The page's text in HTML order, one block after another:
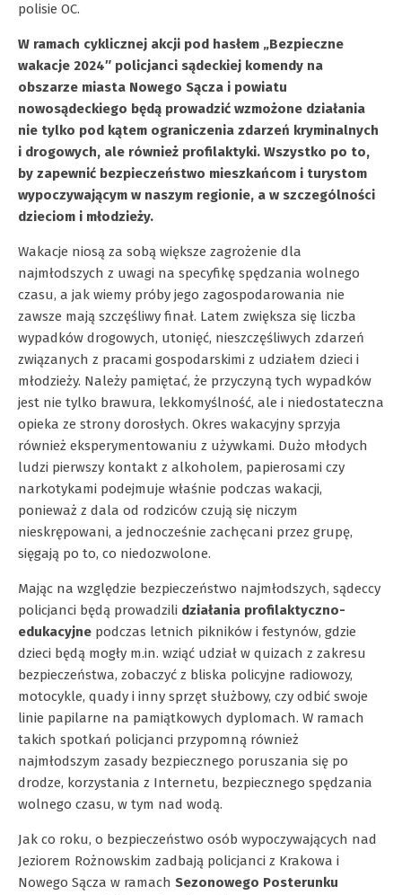
polisie OC.
W ramach cyklicznej akcji pod hasłem „Bezpieczne
wakacje 2024″ policjanci sądeckiej komendy na
obszarze miasta Nowego Sącza i powiatu
nowosądeckiego będą prowadzić wzmożone działania
nie tylko pod kątem ograniczenia zdarzeń kryminalnych
i drogowych, ale również profilaktyki. Wszystko po to,
by zapewnić bezpieczeństwo mieszkańcom i turystom
wypoczywającym w naszym regionie, a w szczególności
dzieciom i młodzieży.
Wakacje niosą za sobą większe zagrożenie dla
najmłodszych z uwagi na specyfikę spędzania wolnego
czasu, a jak wiemy próby jego zagospodarowania nie
zawsze mają szczęśliwy finał. Latem zwiększa się liczba
wypadków drogowych, utonięć, nieszczęśliwych zdarzeń
związanych z pracami gospodarskimi z udziałem dzieci i
młodzieży. Należy pamiętać, że przyczyną tych wypadków
jest nie tylko brawura, lekkomyślność, ale i niedostateczna
opieka ze strony dorosłych. Okres wakacyjny sprzyja
również eksperymentowaniu z używkami. Dużo młodych
ludzi pierwszy kontakt z alkoholem, papierosami czy
narkotykami podejmuje właśnie podczas wakacji,
ponieważ z dala od rodziców czują się niczym
nieskrępowani, a jednocześnie zachęcani przez grupę,
sięgają po to, co niedozwolone.
Mając na względzie bezpieczeństwo najmłodszych, sądeccy
policjanci będą prowadzili działania profilaktyczno-
edukacyjne podczas letnich pikników i festynów, gdzie
dzieci będą mogły m.in. wziąć udział w quizach z zakresu
bezpieczeństwa, zobaczyć z bliska policyjne radiowozy,
motocykle, quady i inny sprzęt służbowy, czy odbić swoje
linie papilarne na pamiątkowych dyplomach. W ramach
takich spotkań policjanci przypomną również
najmłodszym zasady bezpiecznego poruszania się po
drodze, korzystania z Internetu, bezpiecznego spędzania
wolnego czasu, w tym nad wodą.
Jak co roku, o bezpieczeństwo osób wypoczywających nad
Jeziorem Rożnowskim zadbają policjanci z Krakowa i
Nowego Sącza w ramach Sezonowego Posterunku